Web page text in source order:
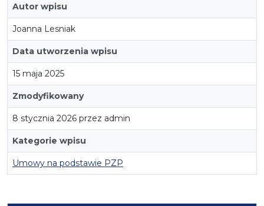
Autor wpisu
Joanna Lesniak
Data utworzenia wpisu
15 maja 2025
Zmodyfikowany
8 stycznia 2026 przez admin
Kategorie wpisu
Umowy na podstawie PZP